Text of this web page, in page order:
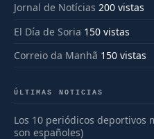
Jornal de Notícias 200 vistas
El Día de Soria 150 vistas
Correio da Manhã 150 vistas
ÚLTIMAS NOTICIAS
Los 10 periódicos deportivos
son españoles)